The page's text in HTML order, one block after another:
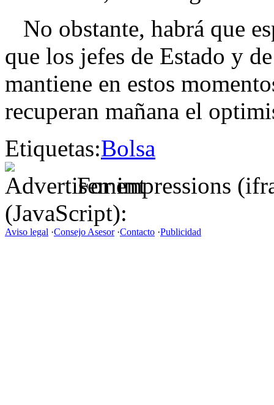
No obstante, habrá que
que los jefes de Estado y
mantiene en estos
recuperan mañana el
Etiquetas:Bolsa
For impressions
(JavaScript):
Aviso legal ·Consejo Asesor·Contacto ·Publicidad